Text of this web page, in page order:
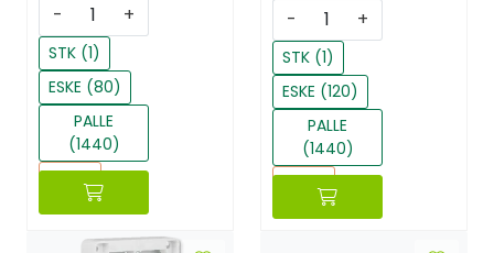
- +
STK (1)
ESKE (80)
PALLE
(1440)
Reset
- +
STK (1)
ESKE (120)
PALLE
(1440)
Reset